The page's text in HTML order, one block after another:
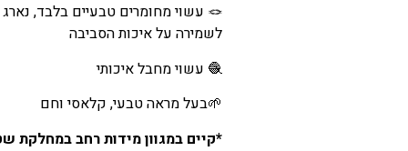
🪢 עשוי מחומרים טבעיים בלבד,
לשמירה על איכות הסביבה
🧶 עשוי מחבל איכותי
🌱בעל מראה טבעי, קלאסי וחם
*קיים במגוון מידות רחב במחלקת